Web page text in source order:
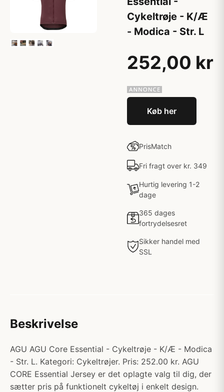
Cykeltrøje - K/Æ
- Modica - Str. L
252,00 kr
Køb her
PrisMatch
Fri fragt over kr. 349
Hurtig levering 1-2
dage
365 dages
fortrydelsesret
Sikker handel med
SSL
Beskrivelse
AGU AGU Core Essential - Cykeltrøje - K/Æ - Modica
- Str. L. Kategori: Cykeltrøjer. Pris: 252.00 kr. AGU
CORE Essential Jersey er det oplagte valg til dig, der
sætter pris på funktionelt cykeltøj i enkelt design.